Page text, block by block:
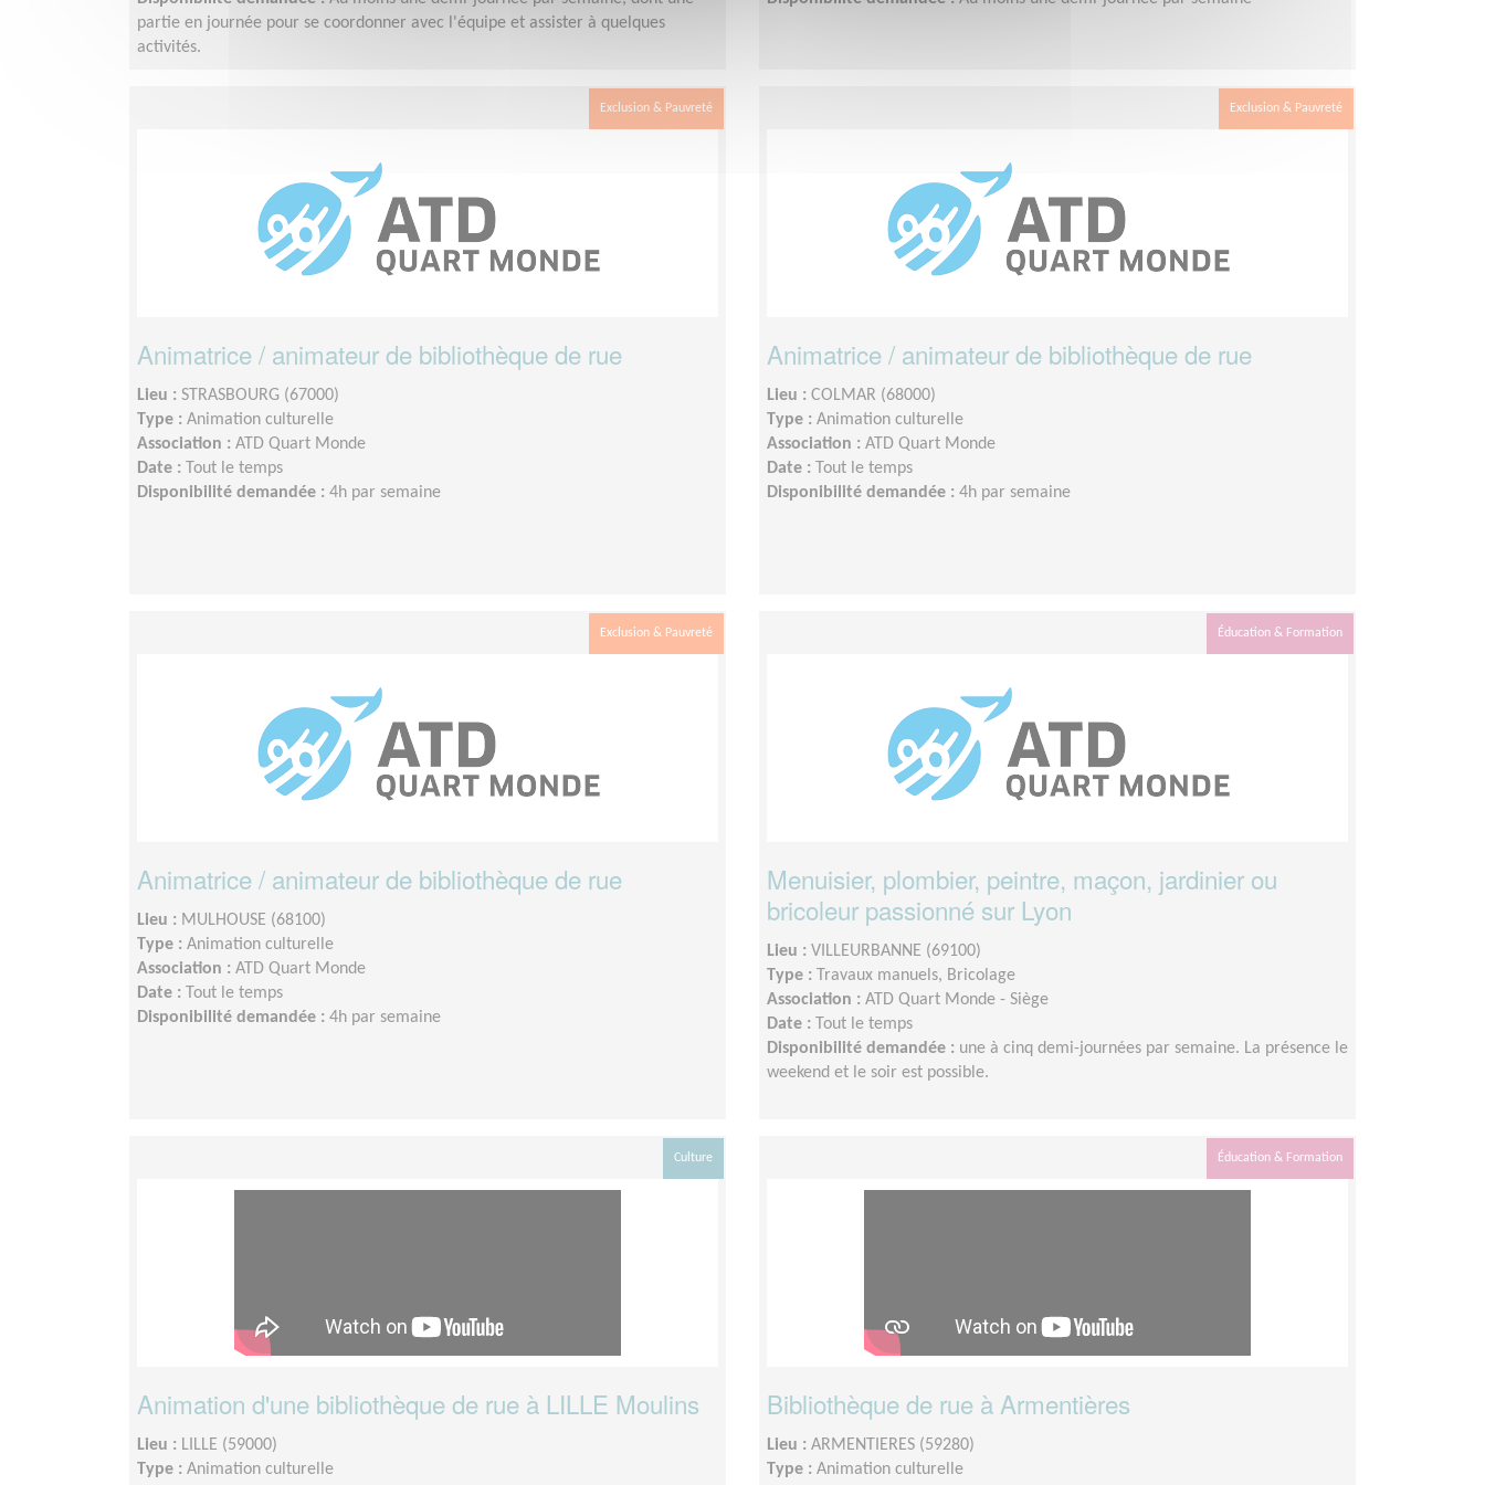
partie en journée pour se coordonner avec l'équipe et assister à quelques
activités.
Exclusion & Pauvreté
Animatrice / animateur de bibliothèque de rue
Lieu : STRASBOURG (67000)
Type : Animation culturelle
Association : ATD Quart Monde
Date :
Tout le temps
Disponibilité demandée : 4h par semaine
Exclusion & Pauvreté
Animatrice / animateur de bibliothèque de rue
Lieu : COLMAR (68000)
Type : Animation culturelle
Association : ATD Quart Monde
Date :
Tout le temps
Disponibilité demandée : 4h par semaine
Exclusion & Pauvreté
Animatrice / animateur de bibliothèque de rue
Lieu : MULHOUSE (68100)
Type : Animation culturelle
Association : ATD Quart Monde
Date :
Tout le temps
Disponibilité demandée : 4h par semaine
Éducation & Formation
Menuisier, plombier, peintre, maçon, jardinier ou
bricoleur passionné sur Lyon
Lieu : VILLEURBANNE (69100)
Type :
Travaux manuels, Bricolage
Association : ATD Quart Monde - Siège
Date :
Tout le temps
Disponibilité demandée : une à cinq demi-journées par semaine. La présence le
weekend et le soir est possible.
Culture
Animation d'une bibliothèque de rue à LILLE Moulins
Lieu : LILLE (59000)
Type : Animation culturelle
Éducation & Formation
Bibliothèque de rue à Armentières
Lieu : ARMENTIERES (59280)
Type : Animation culturelle